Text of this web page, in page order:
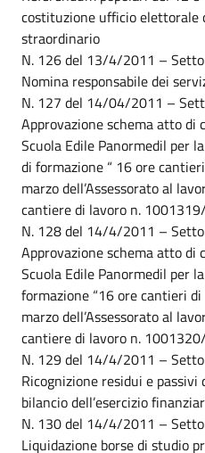
costituzione ufficio elettorale
straordinario
N. 126 del 13/4/2011 –
Nomina responsabile dei
N. 127 del 14/04/2011 –
Approvazione schema atto di
Scuola Edile Panormedil per
di formazione “ 16 ore
marzo dell’Assessorato al
cantiere di lavoro n.
N. 128 del 14/4/2011 –
Approvazione schema atto di
Scuola Edile Panormedil per
formazione “16 ore cantieri
marzo dell’Assessorato al
cantiere di lavoro n.
N. 129 del 14/4/2011 –
Ricognizione residui e
bilancio dell’esercizio
N. 130 del 14/4/2011 –
Liquidazione borse di studio